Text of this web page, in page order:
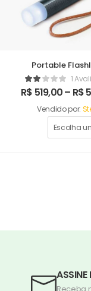
Portable
1
R$ 519,00– R$
Vendido por:
ASSINE